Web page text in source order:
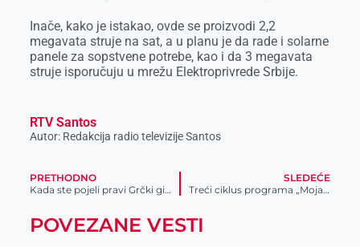
Inače, kako je istakao, ovde se proizvodi 2,2
megavata struje na sat, a u planu je da rade i solarne
panele za sopstvene potrebe, kao i da 3 megavata
struje isporučuju u mrežu Elektroprivrede Srbije.
RTV Santos
Autor: Redakcija radio televizije Santos
PRETHODNO
Kada ste pojeli pravi Grčki giros?
SLEDEĆE
Treći ciklus programa „Moja prva plata“
POVEZANE VESTI